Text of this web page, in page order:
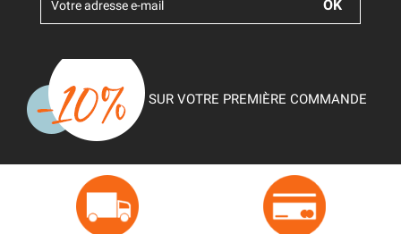
SUR VOTRE PREMIÈRE COMMANDE